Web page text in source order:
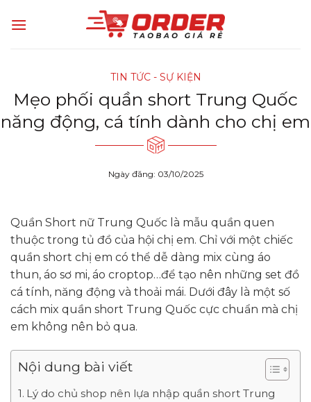
TIN TỨC - SỰ KIỆN
Mẹo phối quần short Trung Quốc
năng động, cá tính dành cho chị em
Ngày đăng: 03/10/2025
Quần Short nữ Trung Quốc là mẫu quần quen
thuộc trong tủ đồ của hội chị em. Chỉ với một chiếc
quần short chị em có thể dễ dàng mix cùng áo
thun, áo sơ mi, áo croptop…để tạo nên những set đồ
cá tính, năng động và thoải mái. Dưới đây là một số
cách mix quần short Trung Quốc cực chuẩn mà chị
em không nên bỏ qua.
Nội dung bài viết
Lý do chủ shop nên lựa nhập quần short Trung